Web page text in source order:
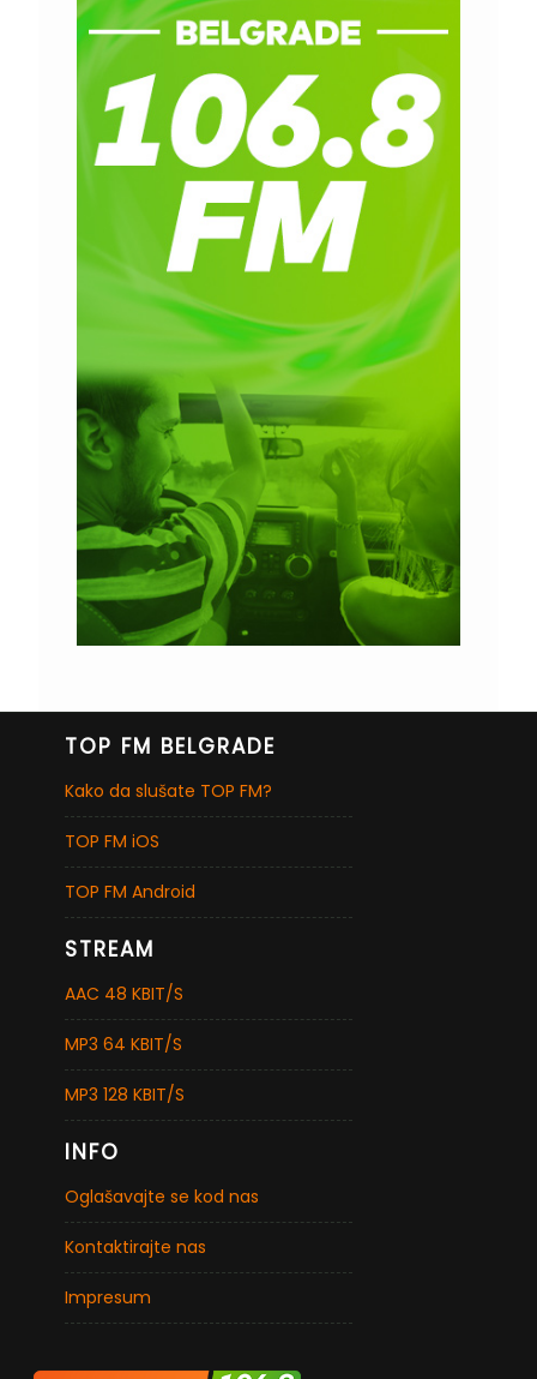
TOP FM BELGRADE
Kako da slušate TOP FM?
TOP FM iOS
TOP FM Android
STREAM
AAC 48 KBIT/S
MP3 64 KBIT/S
MP3 128 KBIT/S
INFO
Oglašavajte se kod nas
Kontaktirajte nas
Impresum